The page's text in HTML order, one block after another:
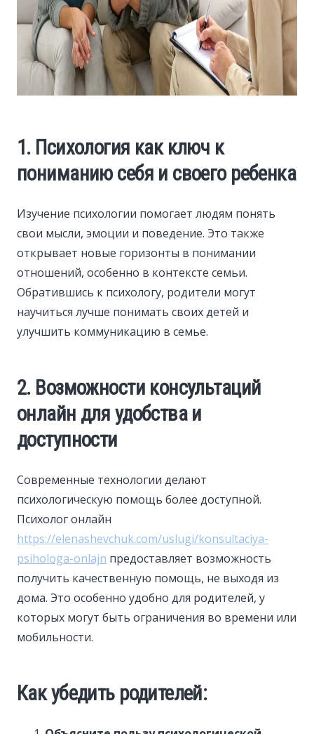
1. Психология как ключ к
пониманию себя и своего ребенка
Изучение психологии помогает людям понять
свои мысли, эмоции и поведение. Это также
открывает новые горизонты в понимании
отношений, особенно в контексте семьи.
Обратившись к психологу, родители могут
научиться лучше понимать своих детей и
улучшить коммуникацию в семье.
2. Возможности консультаций
онлайн для удобства и
доступности
Современные технологии делают
психологическую помощь более доступной.
Психолог онлайн
https://elenashevchuk.com/uslugi/konsultaciya-
psihologa-onlajn предоставляет возможность
получить качественную помощь, не выходя из
дома. Это особенно удобно для родителей, у
которых могут быть ограничения во времени или
мобильности.
Как убедить родителей: